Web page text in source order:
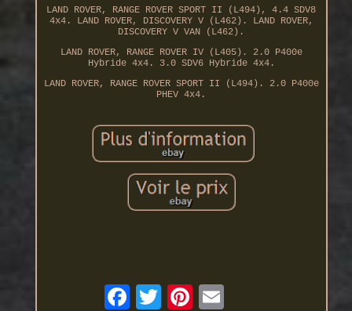
LAND ROVER, RANGE ROVER SPORT II (L494), 4.4 SDV8
4x4. LAND ROVER, DISCOVERY V (L462). LAND ROVER,
DISCOVERY V VAN (L462).
LAND ROVER, RANGE ROVER IV (L405). 2.0 P400e
Hybride 4x4. 3.0 SDV6 Hybride 4x4.
LAND ROVER, RANGE ROVER SPORT II (L494). 2.0 P400e
PHEV 4x4.